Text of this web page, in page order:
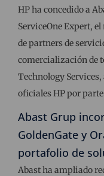
HP ha concedido a
ServiceOne Expert,
de partners de
comercialización de
Technology
oficiales HP por
Abast Grup
GoldenGate y
portafolio de
Abast ha ampliado